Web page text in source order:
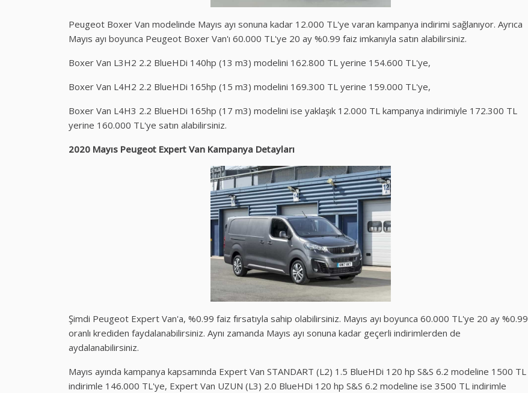
Peugeot Boxer Van modelinde Mayıs ayı sonuna kadar 12.000 TL'ye varan kampanya indirimi sağlanıyor. Ayrıca
Mayıs ayı boyunca Peugeot Boxer Van'ı 60.000 TL'ye 20 ay %0.99 faiz imkanıyla satın alabilirsiniz.
Boxer Van L3H2 2.2 BlueHDi 140hp (13 m3) modelini 162.800 TL yerine 154.600 TL'ye,
Boxer Van L4H2 2.2 BlueHDi 165hp (15 m3) modelini 169.300 TL yerine 159.000 TL'ye,
Boxer Van L4H3 2.2 BlueHDi 165hp (17 m3) modelini ise yaklaşık 12.000 TL kampanya indirimiyle 172.300 TL
yerine 160.000 TL'ye satın alabilirsiniz.
2020 Mayıs Peugeot Expert Van Kampanya Detayları
Şimdi Peugeot Expert Van'a, %0.99 faiz fırsatıyla sahip olabilirsiniz. Mayıs ayı boyunca 60.000 TL'ye 20 ay %0.99
oranlı krediden faydalanabilirsiniz. Aynı zamanda Mayıs ayı sonuna kadar geçerli indirimlerden de
aydalanabilirsiniz.
Mayıs ayında kampanya kapsamında Expert Van STANDART (L2) 1.5 BlueHDi 120 hp S&S 6.2 modeline 1500 TL
indirimle 146.000 TL'ye, Expert Van UZUN (L3) 2.0 BlueHDi 120 hp S&S 6.2 modeline ise 3500 TL indirimle